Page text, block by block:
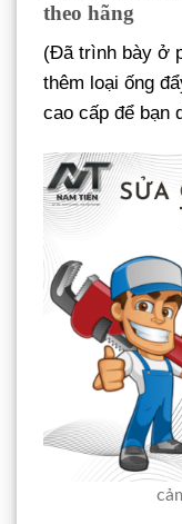
theo hãng
(Đã trình bày ở
thêm loại ống
cao cấp để bạn